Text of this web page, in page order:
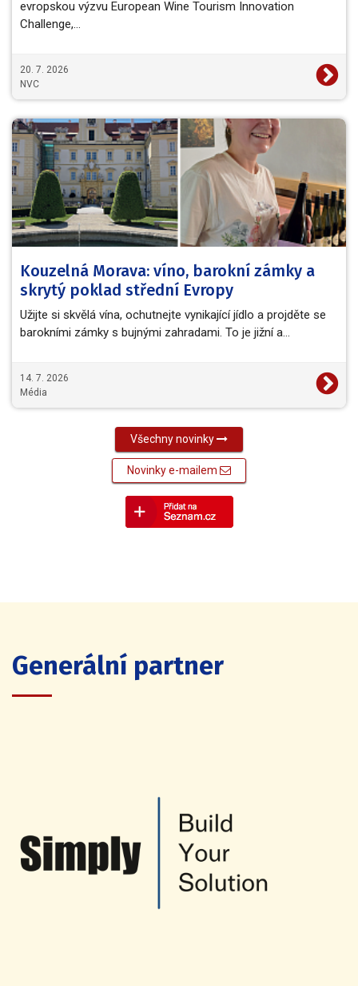
evropskou výzvu European Wine Tourism Innovation
Challenge,…
20. 7. 2026
NVC
Kouzelná Morava: víno, barokní zámky a
skrytý poklad střední Evropy
Užijte si skvělá vína, ochutnejte vynikající jídlo a projděte se
barokními zámky s bujnými zahradami. To je jižní a…
14. 7. 2026
Média
Všechny novinky
Novinky e-mailem
Generální partner